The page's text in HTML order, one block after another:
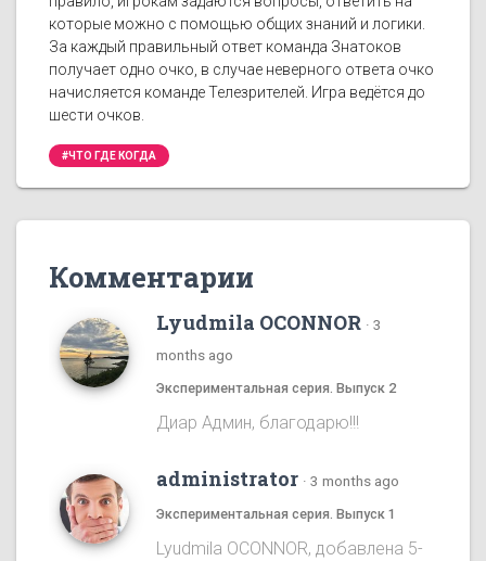
которые можно с помощью общих знаний и логики.
За каждый правильный ответ команда Знатоков
получает одно очко, в случае неверного ответа очко
начисляется команде Телезрителей. Игра ведётся до
шести очков.
#ЧТО ГДЕ КОГДА
Комментарии
Lyudmila OCONNOR · 3
months ago
Экспериментальная серия. Выпуск 2
Диар Админ, благодарю!!!
administrator · 3 months ago
Экспериментальная серия. Выпуск 1
Lyudmila OCONNOR, добавлена 5-